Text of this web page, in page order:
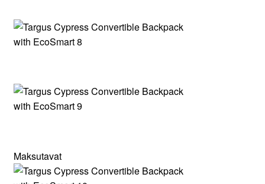
Maksutavat